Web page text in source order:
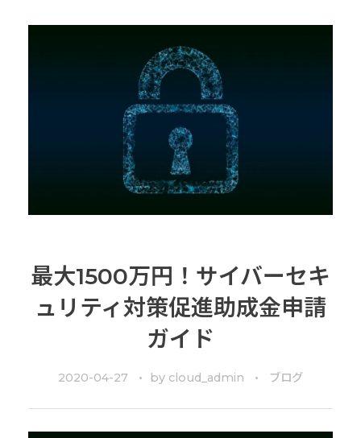
最大1500万円！サイバーセキ
ュリティ対策促進助成金申請
ガイド
2020-04-27 by cloud_admin ブログ